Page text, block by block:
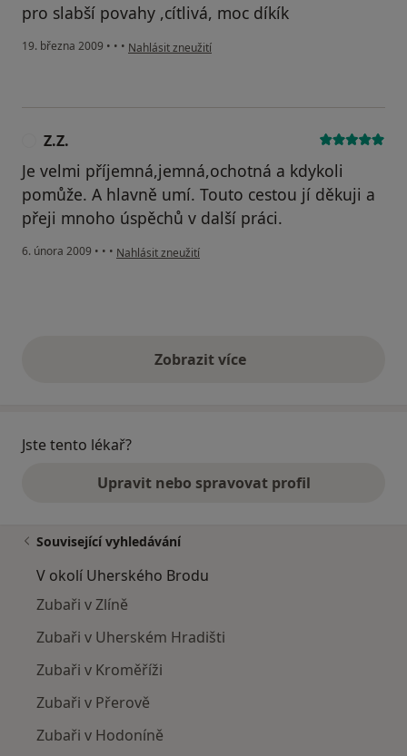
pro slabší povahy ,cítlivá, moc díkík
19. března 2009 • • • podle názoru uživatele čz
Nahlásit zneužití
Z.Z.
Je velmi příjemná,jemná,ochotná a kdykoli
pomůže. A hlavně umí. Touto cestou jí děkuji a
přeji mnoho úspěchů v další práci.
6. února 2009 • • • podle názoru uživatele Z.Z.
Nahlásit zneužití
Zobrazit vícevýše uvedené názory
Jste tento lékař?
Upravit nebo spravovat profil
Související vyhledávání
V okolí Uherského Brodu
Zubaři v Zlíně
Zubaři v Uherském Hradišti
Zubaři v Kroměříži
Zubaři v Přerově
Zubaři v Hodoníně